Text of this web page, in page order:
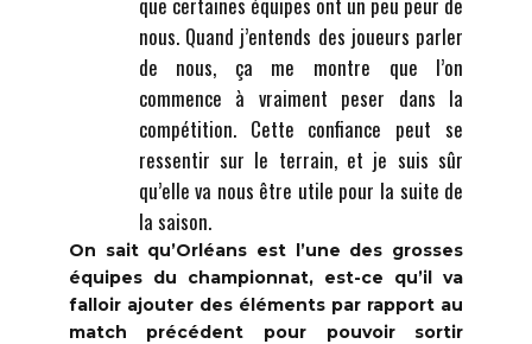
nous. Quand j’entends des joueurs parler
de nous, ça me montre que l’on
commence à vraiment peser dans la
compétition. Cette confiance peut se
ressentir sur le terrain, et je suis sûr
qu’elle va nous être utile pour la suite de
la saison.
On sait qu’Orléans est l’une des grosses
équipes du championnat, est-ce qu’il va
falloir ajouter des éléments par rapport au
match précédent pour pouvoir sortir